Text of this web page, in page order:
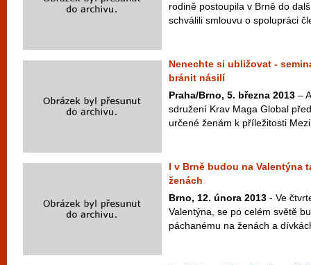
rodině postoupila v Brně do
schválili smlouvu o spolupráci
Nenechte si ubližovat -
bránit násilí
Praha/Brno, 5. března 2013 –
sdružení Krav Maga Global
určené ženám k příležitosti
I v Brně budou na Valentýna
ženách
Brno, 12. února 2013 - Ve
Valentýna, se po celém světě
páchanému na ženách a